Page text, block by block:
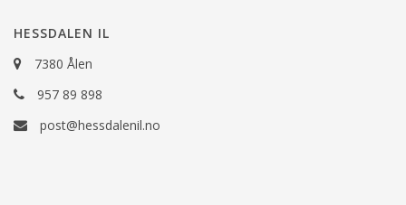
HESSDALEN IL
7380 Ålen
957 89 898
post@hessdalenil.no